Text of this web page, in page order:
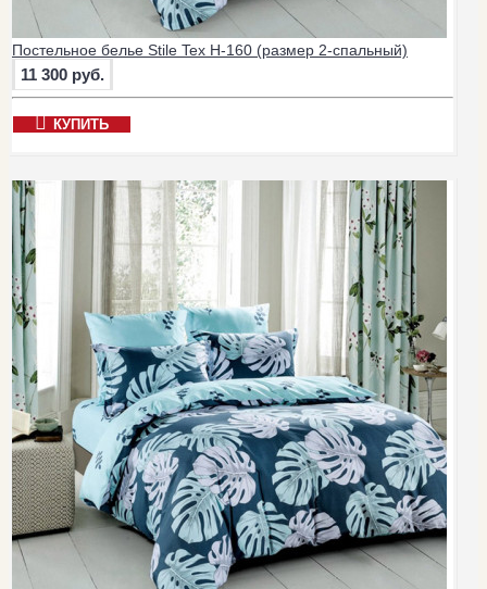
Постельное белье Stile Tex H-160 (размер 2-спальный)
11 300 руб.
КУПИТЬ